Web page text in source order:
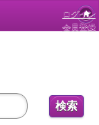
ログイン
会員登録
検索